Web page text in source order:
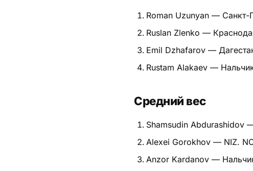
Roman Uzunyan — Санкт-
Ruslan Zlenko —
Emil Dzhafarov —
Rustam Alakaev —
Средний вес
Shamsudin Abdurashidov
Alexei Gorokhov — NIZ.
Anzor Kardanov —